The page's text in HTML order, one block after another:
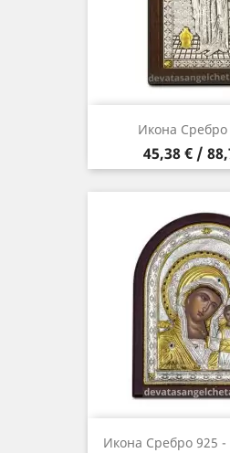
Икона Сребро
Цена
45,38 € /
Икона Сребро 925